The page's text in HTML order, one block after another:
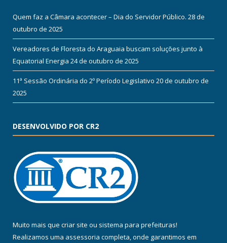
Quem faz a Câmara acontecer – Dia do Servidor Público. 28 de
outubro de 2025
Vereadores de Floresta do Araguaia buscam soluções junto à
Equatorial Energia 24 de outubro de 2025
11ª Sessão Ordinária do 2º Período Legislativo 20 de outubro de
2025
DESENVOLVIDO POR CR2
Muito mais que criar site ou sistema para prefeituras!
Realizamos uma assessoria completa, onde garantimos em